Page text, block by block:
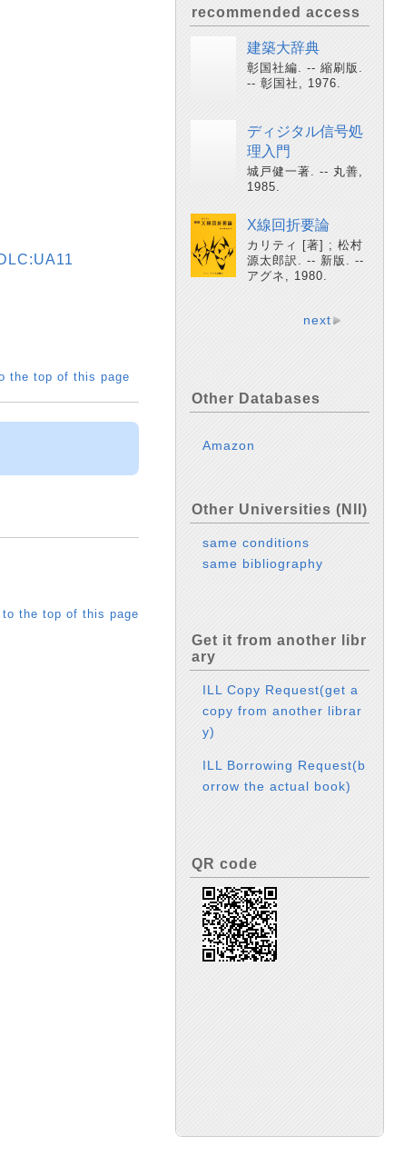
the top of this page
to the top of this page
recommended access
建築大辞典
彰国社編. -- 縮刷版.
-- 彰国社, 1976.
ディジタル信号処
理入門
城戸健一著. -- 丸善,
1985.
X線回折要論
カリティ [著] ; 松村
源太郎訳. -- 新版. --
アグネ, 1980.
next
Other Databases
Amazon
Other Universities (NII)
same conditions
same bibliography
Get it from another libr
ary
ILL Copy Request(get a
copy from another librar
y)
ILL Borrowing Request(b
orrow the actual book)
QR code